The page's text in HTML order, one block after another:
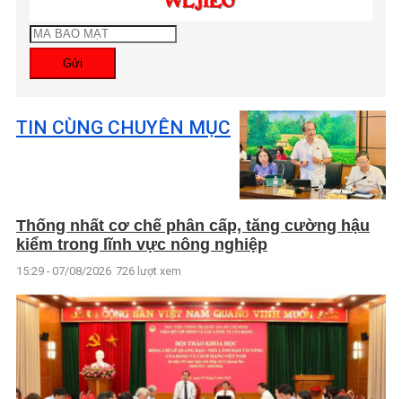
Gửi
TIN CÙNG CHUYÊN MỤC
Thống nhất cơ chế phân cấp, tăng cường hậu
kiểm trong lĩnh vực nông nghiệp
15:29 - 07/08/2026 726 lượt xem